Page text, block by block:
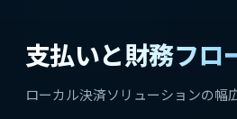
支払いと財務フロ
ローカル決済ソリューションの幅